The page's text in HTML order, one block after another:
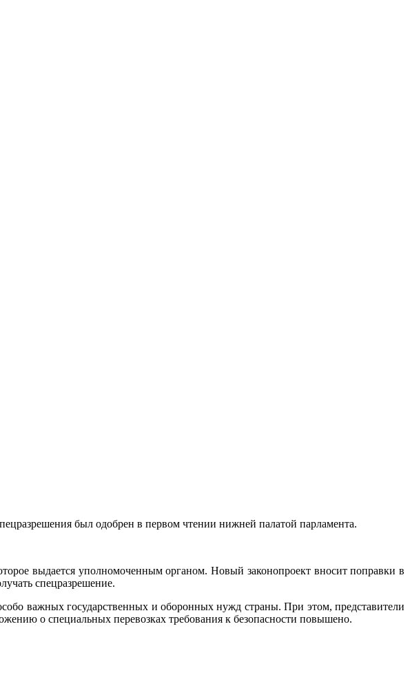
был одобрен в первом чтении нижней палатой парламента.
выдается уполномоченным органом. Новый законопроект вносит поправки в
спецразрешение.
важных государственных и оборонных нужд страны. При этом, представители
о специальных перевозках требования к безопасности повышено.